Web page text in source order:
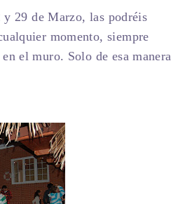
29 de Marzo, las podréis
momento, siempre
el muro. Solo de esa manera